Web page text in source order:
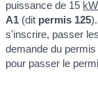
puissance de 15 kW
A1 (dit permis 125
s'inscrire, passer
demande du
pour passer le